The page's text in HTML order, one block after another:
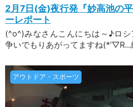
2月7日(金)夜行発『妙高池の
ーレポート
(^o^)みなさんこんにちは～♪ロ
争いでもりあがってますね(*’▽R...
アウトドア・スポーツ